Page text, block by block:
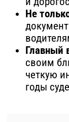
Не
Главный
своим
четкую
годы